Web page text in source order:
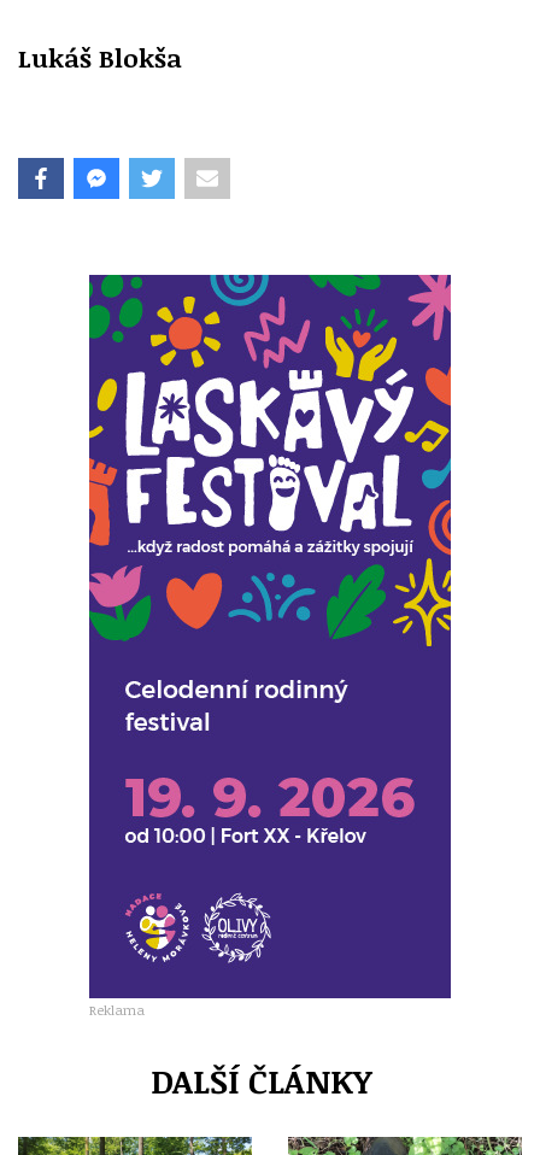
Lukáš Blokša
Reklama
DALŠÍ ČLÁNKY